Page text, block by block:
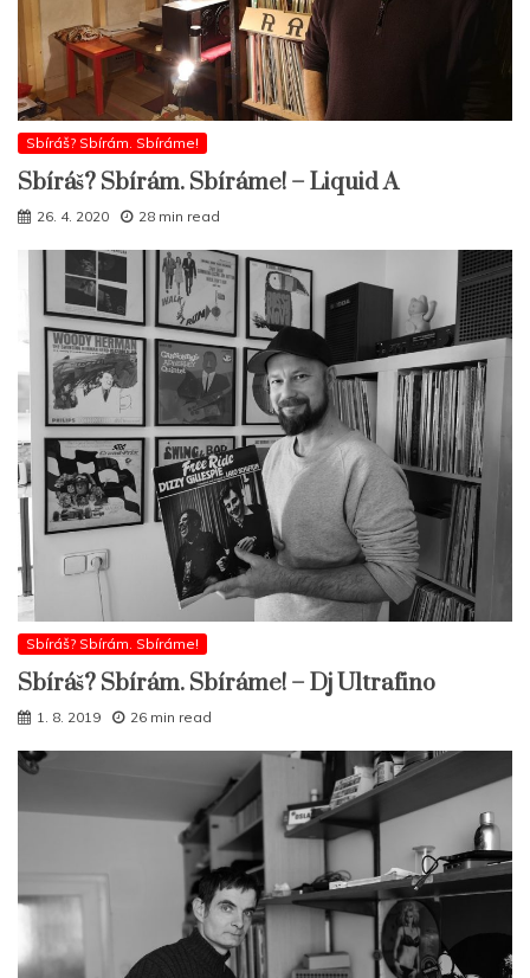
Sbíráš? Sbírám. Sbíráme!
Sbíráš? Sbírám. Sbíráme! – Liquid A
26. 4. 2020 28 min read
Sbíráš? Sbírám. Sbíráme!
Sbíráš? Sbírám. Sbíráme! – Dj Ultrafino
1. 8. 2019 26 min read